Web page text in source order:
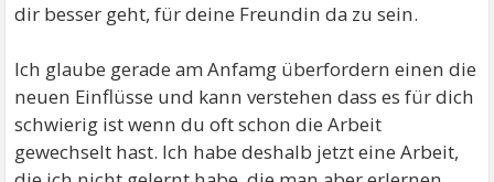
dir besser geht, für deine Freundin da zu sein.
Ich glaube gerade am Anfamg überfordern einen die
neuen Einflüsse und kann verstehen dass es für dich
schwierig ist wenn du oft schon die Arbeit
gewechselt hast. Ich habe deshalb jetzt eine Arbeit,